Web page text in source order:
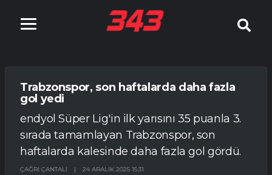
Trabzonspor, son haftalarda daha fazla
gol yedi
endyol Süper Lig'in ilk yarısını 35 puanla 3.
sırada tamamlayan Trabzonspor, son
haftalarda kalesinde daha fazla gol gördü.
ÇAĞRI ÇANTALI | 24 ARALIK 2025 15:31